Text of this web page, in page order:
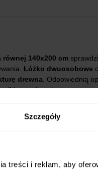
Szczegóły
treści i reklam, aby
140x200 cm
Łóżko dwuosobowe
drewna. Odpowiednią
podparcie.
pianką poliuretanową z
materaca dwustronnego